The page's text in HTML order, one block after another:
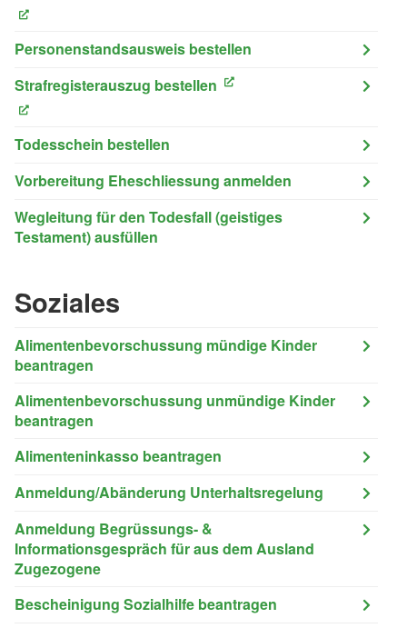
Personenstandsausweis bestellen
Strafregisterauszug bestellen
(External Link)
Todesschein bestellen
Vorbereitung Eheschliessung anmelden
Wegleitung für den Todesfall (geistiges
Testament) ausfüllen
Soziales
Alimentenbevorschussung mündige Kinder
beantragen
Alimentenbevorschussung unmündige Kinder
beantragen
Alimenteninkasso beantragen
Anmeldung/Abänderung Unterhaltsregelung
Anmeldung Begrüssungs- &
Informationsgespräch für aus dem Ausland
Zugezogene
Bescheinigung Sozialhilfe beantragen